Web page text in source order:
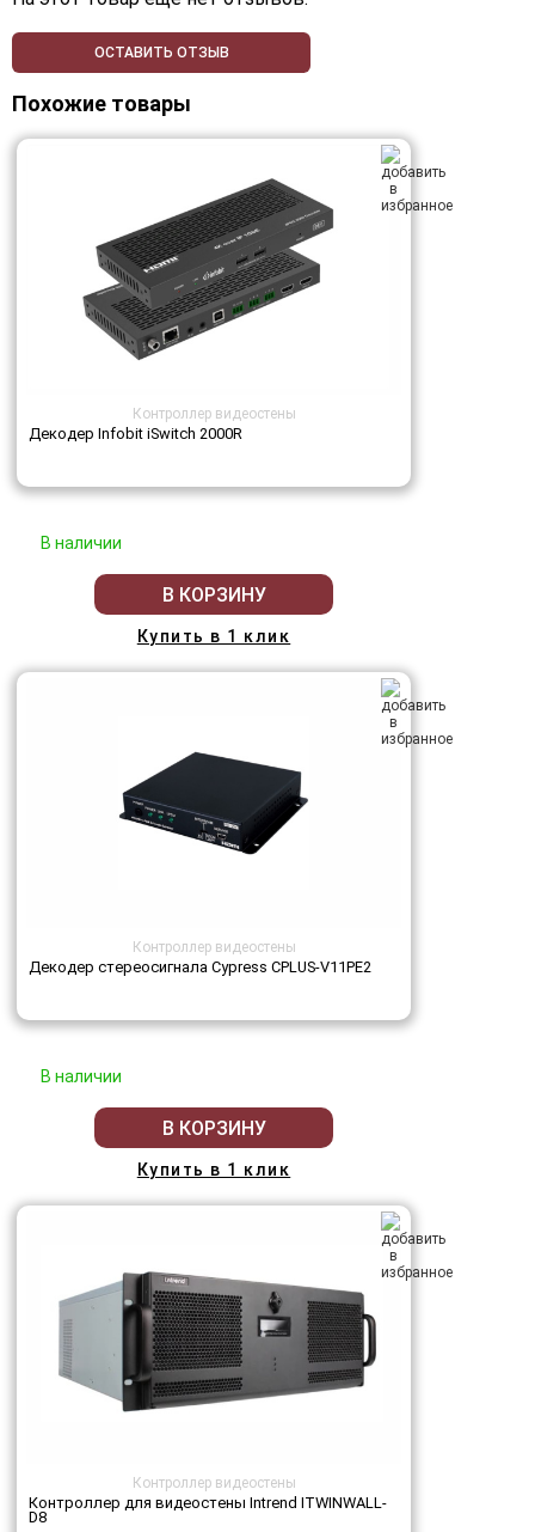
ОСТАВИТЬ ОТЗЫВ
Похожие товары
Контроллер видеостены
Декодер Infobit iSwitch 2000R
В наличии
В КОРЗИНУ
Купить в 1 клик
Контроллер видеостены
Декодер стереосигнала Cypress CPLUS-V11PE2
В наличии
В КОРЗИНУ
Купить в 1 клик
Контроллер видеостены
Контроллер для видеостены Intrend ITWINWALL-
D8